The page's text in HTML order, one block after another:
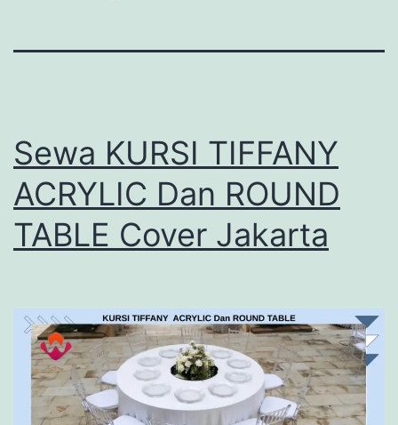
Sewa KURSI TIFFANY
ACRYLIC Dan ROUND
TABLE Cover Jakarta